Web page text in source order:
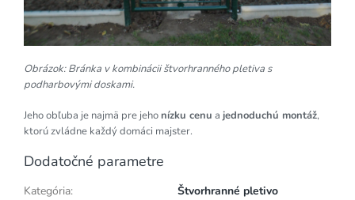
Obrázok: Bránka v kombinácii štvorhranného pletiva s
podharbovými doskami.
Jeho obľuba je najmä pre jehonízku cenu a jednoduchú montáž,
ktorú zvládne každý domáci majster.
Dodatočné parametre
Kategória:
Štvorhranné pletivo